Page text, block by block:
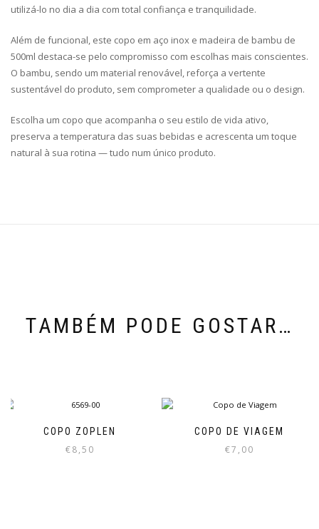
utilizá-lo no dia a dia com total confiança e tranquilidade.
Além de funcional, este copo em aço inox e madeira de bambu de
500ml destaca-se pelo compromisso com escolhas mais conscientes.
O bambu, sendo um material renovável, reforça a vertente
sustentável do produto, sem comprometer a qualidade ou o design.
Escolha um copo que acompanha o seu estilo de vida ativo,
preserva a temperatura das suas bebidas e acrescenta um toque
natural à sua rotina — tudo num único produto.
TAMBÉM PODE GOSTAR…
COPO ZOPLEN
€8,50
COPO DE VIAGEM
€7,00